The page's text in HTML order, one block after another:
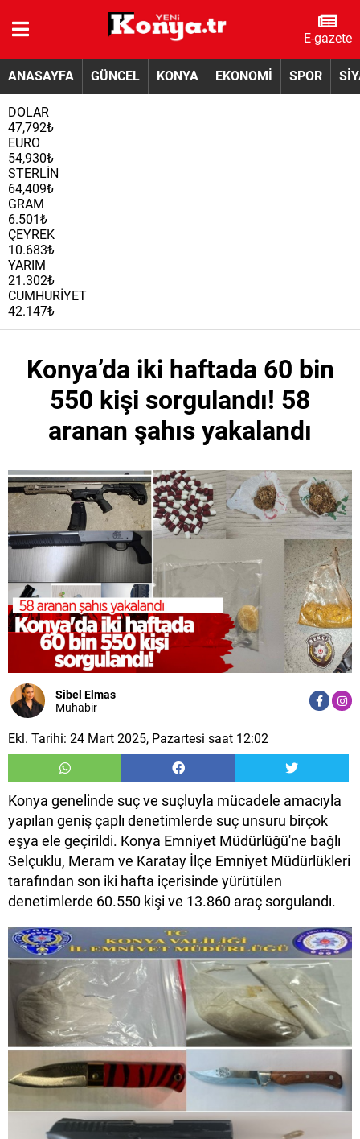
E-gazete
ANASAYFA GÜNCEL KONYA EKONOMİ SPOR
DOLAR
47,792₺
EURO
54,930₺
STERLİN
64,409₺
GRAM
6.501₺
ÇEYREK
10.683₺
YARIM
21.302₺
CUMHURİYET
42.147₺
Konya’da iki haftada 60 bin
550 kişi sorgulandı! 58
aranan şahıs yakalandı
Sibel Elmas
Muhabir
Ekl. Tarihi: 24 Mart 2025, Pazartesi saat 12:02
Konya genelinde suç ve suçluyla mücadele amacıyla
yapılan geniş çaplı denetimlerde suç unsuru birçok
eşya ele geçirildi. Konya Emniyet Müdürlüğü'ne bağlı
Selçuklu, Meram ve Karatay İlçe Emniyet Müdürlükleri
tarafından son iki hafta içerisinde yürütülen
denetimlerde 60.550 kişi ve 13.860 araç sorgulandı.